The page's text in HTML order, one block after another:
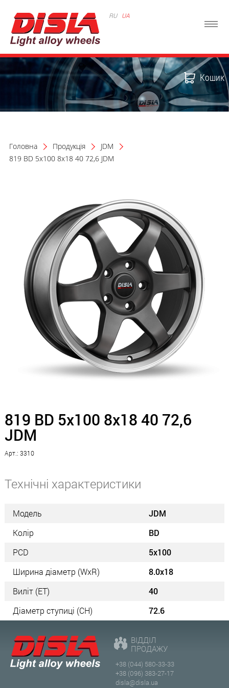
RU UA
Кошик
Головна Продукція
JDM
819 BD 5x100 8x18 40 72,6 JDM
819 BD 5x100 8x18 40 72,6
JDM
Арт.: 3310
Технічні характеристики
Модель
JDM
Колір
BD
PCD
5x100
Ширина діаметр (WxR)
8.0x18
Виліт (ET)
40
Діаметр ступиці (СН)
72.6
ВІДДІЛ
ПРОДАЖУ
+38 (044) 580-33-33
+38 (096) 383-27-17
disla@disla.ua